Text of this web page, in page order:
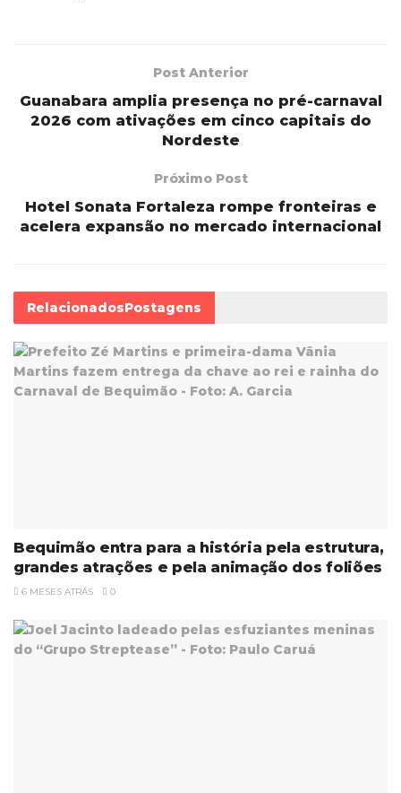
Post Anterior
Guanabara amplia presença no pré-carnaval
2026 com ativações em cinco capitais do
Nordeste
Próximo Post
Hotel Sonata Fortaleza rompe fronteiras e
acelera expansão no mercado internacional
RelacionadosPostagens
Bequimão entra para a história pela estrutura,
grandes atrações e pela animação dos foliões
6 MESES ATRÁS 0